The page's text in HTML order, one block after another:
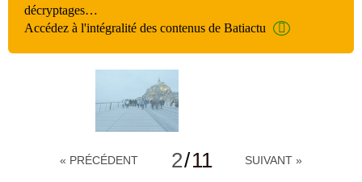
décryptages…
Accédez à l'intégralité des contenus de Batiactu
« PRÉCÉDENT 2/11 SUIVANT »